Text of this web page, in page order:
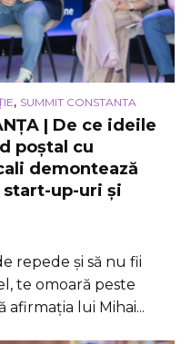
, SUMMIT CONSTANTA
| De ce ideile
poștal cu
demontează
up-uri și
repede și să nu fii
te omoară peste
lui Mihai...